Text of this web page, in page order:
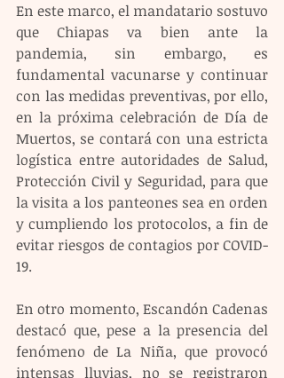
En este marco, el mandatario sostuvo
que Chiapas va bien ante la
pandemia, sin embargo, es
fundamental vacunarse y continuar
con las medidas preventivas, por ello,
en la próxima celebración de Día de
Muertos, se contará con una estricta
logística entre autoridades de Salud,
Protección Civil y Seguridad, para que
la visita a los panteones sea en orden
y cumpliendo los protocolos, a fin de
evitar riesgos de contagios por COVID-
19.
En otro momento, Escandón Cadenas
destacó que, pese a la presencia del
fenómeno de La Niña, que provocó
intensas lluvias, no se registraron